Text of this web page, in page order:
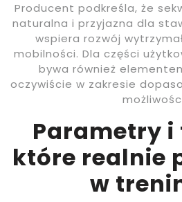
Producent podkreśla, że
naturalna i przyjazna dla
wspiera rozwój
mobilności. Dla części
bywa również
oczywiście w zakresie
Parametry
które realnie
w